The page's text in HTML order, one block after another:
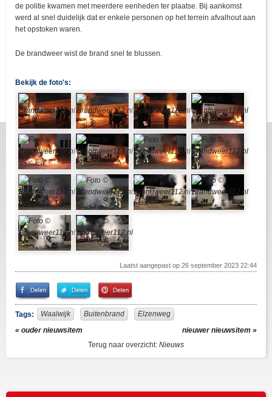
de politie kwamen met meerdere eenheden ter plaatse. Bij aankomst
werd al snel duidelijk dat er enkele personen op het terrein afvalhout aan
het opstoken waren.
De brandweer wist de brand snel te blussen.
Bekijk de foto's:
Laatst aangepast op 26 september 2023 22:44
Share
on
Facebook
Share
on
Twitter
Pin
It!
Tags: Waalwijk Buitenbrand
Elzenweg
« ouder nieuwsitem
nieuwer nieuwsitem »
Terug naar overzicht: Nieuws